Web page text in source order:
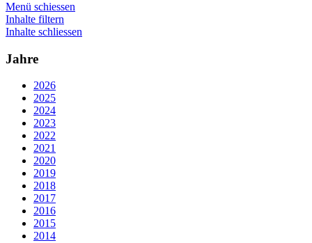
Menü schiessen
Inhalte filtern
Inhalte schliessen
Jahre
2026
2025
2024
2023
2022
2021
2020
2019
2018
2017
2016
2015
2014